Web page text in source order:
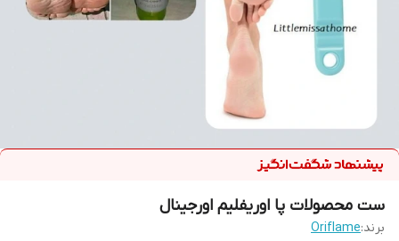
ست محصولات پا اوریفلیم اورجینال
برند:Oriflame